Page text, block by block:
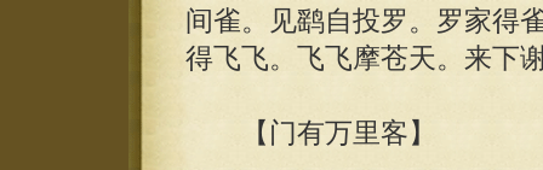
间雀。见鹞自投罗。罗家得
得飞飞。飞飞摩苍天。来下
【门有万里客】